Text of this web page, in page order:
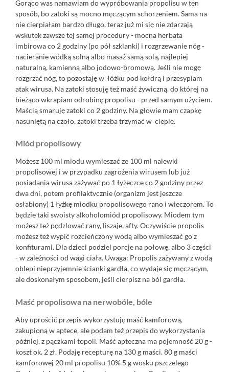
Gorąco was namawiam do wypróbowania propolisu w ten
sposób, bo zatoki są mocno męczącym schorzeniem. Sama na
nie cierpiałam bardzo długo, teraz już mi się nie zdarzają
wskutek zawsze tej samej procedury - mocna herbata
imbirowa co 2 godziny (po pół szklanki) i rozgrzewanie nóg -
nacieranie wódką solną albo masaż samą solą, najlepiej
naturalną, kamienną albo jodowo-bromową. Jeśli nie mogę
rozgrzać nóg, to pozostaję w łóżku pod kołdrą i przesypiam
atak wirusa. Na zatoki stosuję też maść żywiczną,do której na
bieżąco wkrapiam odrobinę propolisu - przed samym użyciem.
Maścią smaruję zatoki co 2 godziny. Na głowie mam czapkę
nasuniętą na czoło, zatoki trzeba trzymać w cieple.
Miód propolisowy
Możesz 100 ml miodu wymieszać ze 100 ml nalewki
propolisowej i w przypadku zagrożenia wirusem lub już
posiadania wirusa zażywać po 1 łyżeczce co 2 godziny przez
dwa dni, potem profilaktvcznie (organizm jest jeszcze
osłabiony) 1 łyżkę miodku propolisowego rano i wieczorem. To
będzie taki swoisty alkoholomiód propolisowy. Miodem tym
możesz też pędzlować rany, liszaje, afty. Oczywiście propolis
możesz też wypić rozcieńczony wodą albo wymieszać go z
konfiturami. Dla dzieci podziel porcje na połowę, albo 3 części
- w zależności od wagi ciała. Uwaga: Propolis zażywany z wodą
oblepi nieprzyjemnie ścianki gardła, co wydaje się męczącym,
ale doskonałym sposobem, jeśli cierpisz na ból gardła.
Maść propolisowa na nerwobóle, bóle
Aby uprościć przepis wykorzystuję maść kamforową,
zakupioną w aptece, ale podam też przepis do wykorzystania
później, z pączkami topoli. Maść apteczna ma pojemność 20 g -
koszt ok. 2 zł. Podaję recepturę na 130 g maści. 80 g maści
kamforowej 20 ml propolisu 10% 5 g wosku pszczelego